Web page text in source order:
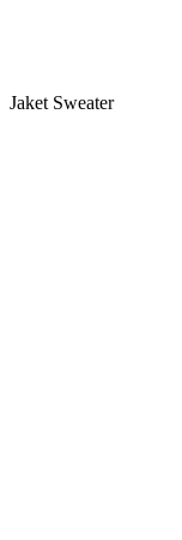
Jaket Sweater